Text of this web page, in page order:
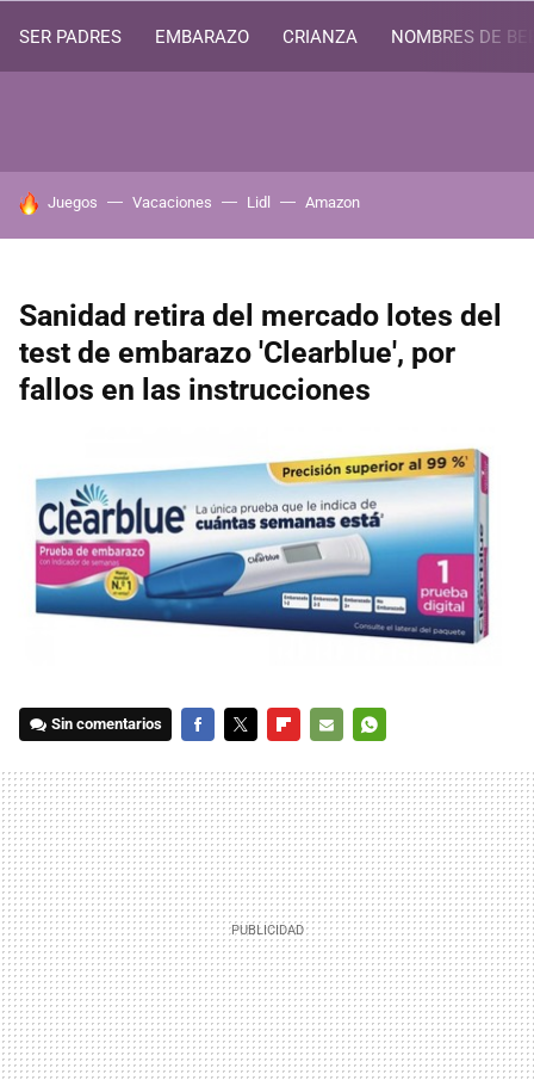
SER PADRES EMBARAZO CRIANZA NOMBRES DE
HOY SE HABLA DE
Juegos Vacaciones Lidl Amazon
Sanidad retira del mercado lotes del
test de embarazo 'Clearblue', por
fallos en las instrucciones
Sin comentarios
MAIL